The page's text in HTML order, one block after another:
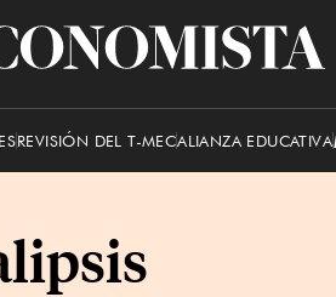
El
REVISIÓN DEL T-MECALIANZA EDUCATIVA